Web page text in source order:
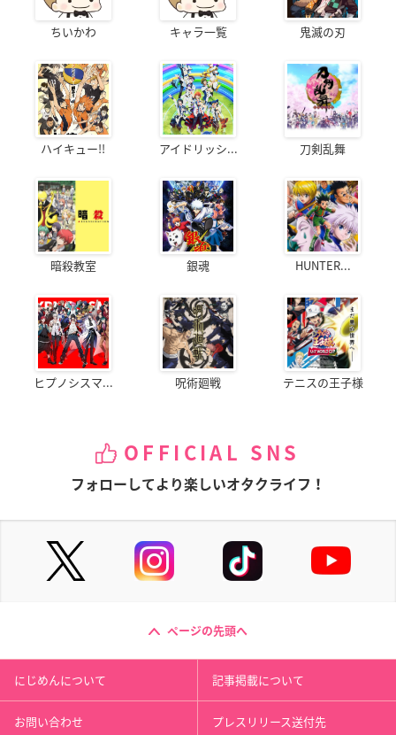
ちいかわ キャラ一覧 鬼滅の刃
ハイキュー!! アイドリッシ... 刀剣乱舞
暗殺教室 銀魂 HUNTER...
ヒプノシスマ... 呪術廻戦 テニスの王子様
OFFICIAL SNS
フォローしてより楽しいオタクライフ！
ページの先頭へ
にじめんについて 記事掲載について
お問い合わせ プレスリリース送付先